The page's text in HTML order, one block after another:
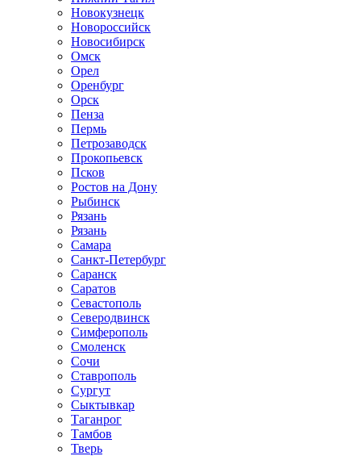
Новокузнецк
Новороссийск
Новосибирск
Омск
Орел
Оренбург
Орск
Пенза
Пермь
Петрозаводск
Прокопьевск
Псков
Ростов на Дону
Рыбинск
Рязань
Рязань
Самара
Санкт-Петербург
Саранск
Саратов
Севастополь
Северодвинск
Симферополь
Смоленск
Сочи
Ставрополь
Сургут
Сыктывкар
Таганрог
Тамбов
Тверь